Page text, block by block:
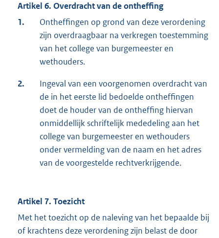
Artikel 6. Overdracht van de ontheffing
1.
Ontheffingen op grond van deze verordening
zijn overdraagbaar na verkregen toestemming
van het college van burgemeester en
wethouders.
2.
Ingeval van een voorgenomen overdracht van
de in het eerste lid bedoelde ontheffingen
doet de houder van de ontheffing hiervan
onmiddellijk schriftelijk mededeling aan het
college van burgemeester en wethouders
onder vermelding van de naam en het adres
van de voorgestelde rechtverkrijgende.
Artikel 7. Toezicht
Met het toezicht op de naleving van het bepaalde bij
of krachtens deze verordening zijn belast de door